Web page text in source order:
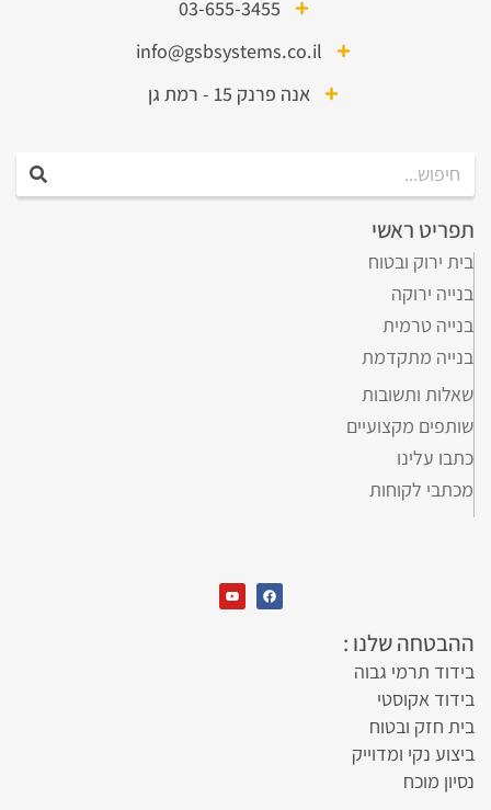
03-655-3455
info@gsbsystems.co.il
אנה פרנק 15 - רמת גן
תפריט ראשי
בית ירוק ובטוח
בנייה ירוקה
בנייה טרמית
בנייה מתקדמת
שאלות ותשובות
שותפים מקצועיים
כתבו עלינו
מכתבי לקוחות
ההבטחה שלנו :
בידוד תרמי גבוה
בידוד אקוסטי
בית חזק ובטוח
ביצוע נקי ומדוייק
נסיון מוכח